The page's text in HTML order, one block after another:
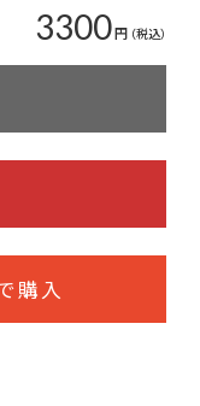
3300円 （税込）
購入